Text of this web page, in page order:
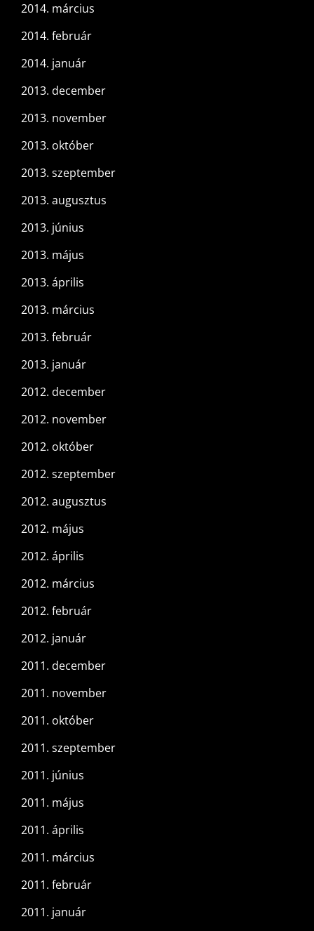
2014. március
2014. február
2014. január
2013. december
2013. november
2013. október
2013. szeptember
2013. augusztus
2013. június
2013. május
2013. április
2013. március
2013. február
2013. január
2012. december
2012. november
2012. október
2012. szeptember
2012. augusztus
2012. május
2012. április
2012. március
2012. február
2012. január
2011. december
2011. november
2011. október
2011. szeptember
2011. június
2011. május
2011. április
2011. március
2011. február
2011. január